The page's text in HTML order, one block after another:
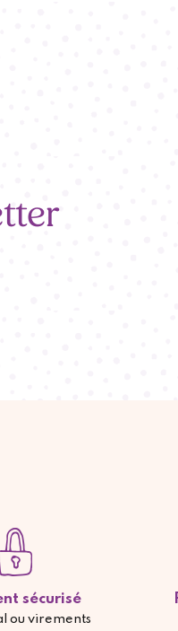
sécurisé
ou virements